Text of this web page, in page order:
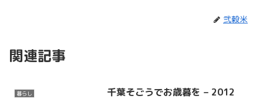
弐穀米
関連記事
暮らし 千葉そごうでお歳暮を – 2012